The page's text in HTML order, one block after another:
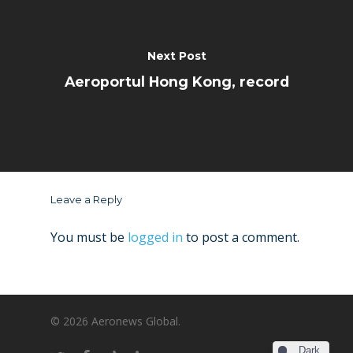
Next Post
Aeroportul Hong Kong, record
Leave a Reply
You must be logged in to post a comment.
© 2026 Aeronews Global.
Dark